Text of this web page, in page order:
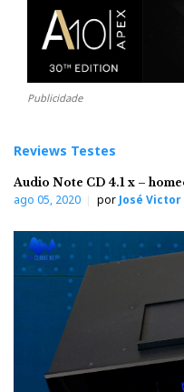
Publicidade
Reviews Testes
Audio Note CD 4.1 x –
ago 05, 2020 por José